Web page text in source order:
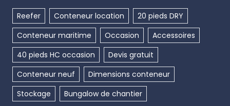
Reefer Conteneur location
20 pieds DRY
Conteneur maritime
Occasion
Accessoires
40 pieds HC occasion
Devis gratuit
Conteneur neuf
Dimensions conteneur
Stockage
Bungalow de chantier